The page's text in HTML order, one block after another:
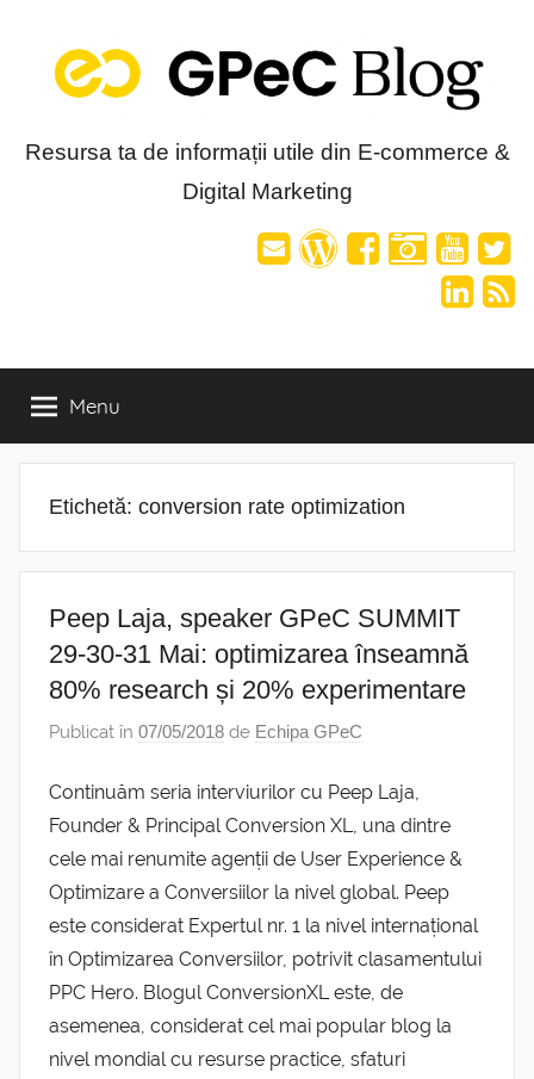
content
Blog-
Resursa ta de informații utile din E-commerce &
Digital Marketing
Menu
Etichetă: conversion rate optimization
Peep Laja, speaker GPeC SUMMIT
29-30-31 Mai: optimizarea înseamnă
80% research și 20% experimentare
Publicat în 07/05/2018 de Echipa GPeC
Continuăm seria interviurilor cu Peep Laja,
Founder & Principal Conversion XL, una dintre
cele mai renumite agenții de User Experience &
Optimizare a Conversiilor la nivel global. Peep
este considerat Expertul nr. 1 la nivel internațional
în Optimizarea Conversiilor, potrivit clasamentului
PPC Hero. Blogul ConversionXL este, de
asemenea, considerat cel mai popular blog la
nivel mondial cu resurse practice, sfaturi